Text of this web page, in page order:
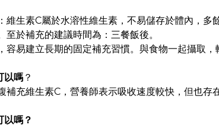
維生素C屬於水溶性維生素，不易儲存於體內，
至於補充的建議時間為：三餐飯後。
容易建立長期的固定補充習慣。與食物一起攝取
以嗎 ？
補充維生素C，營養師表示吸收速度較快，但也
以嗎？